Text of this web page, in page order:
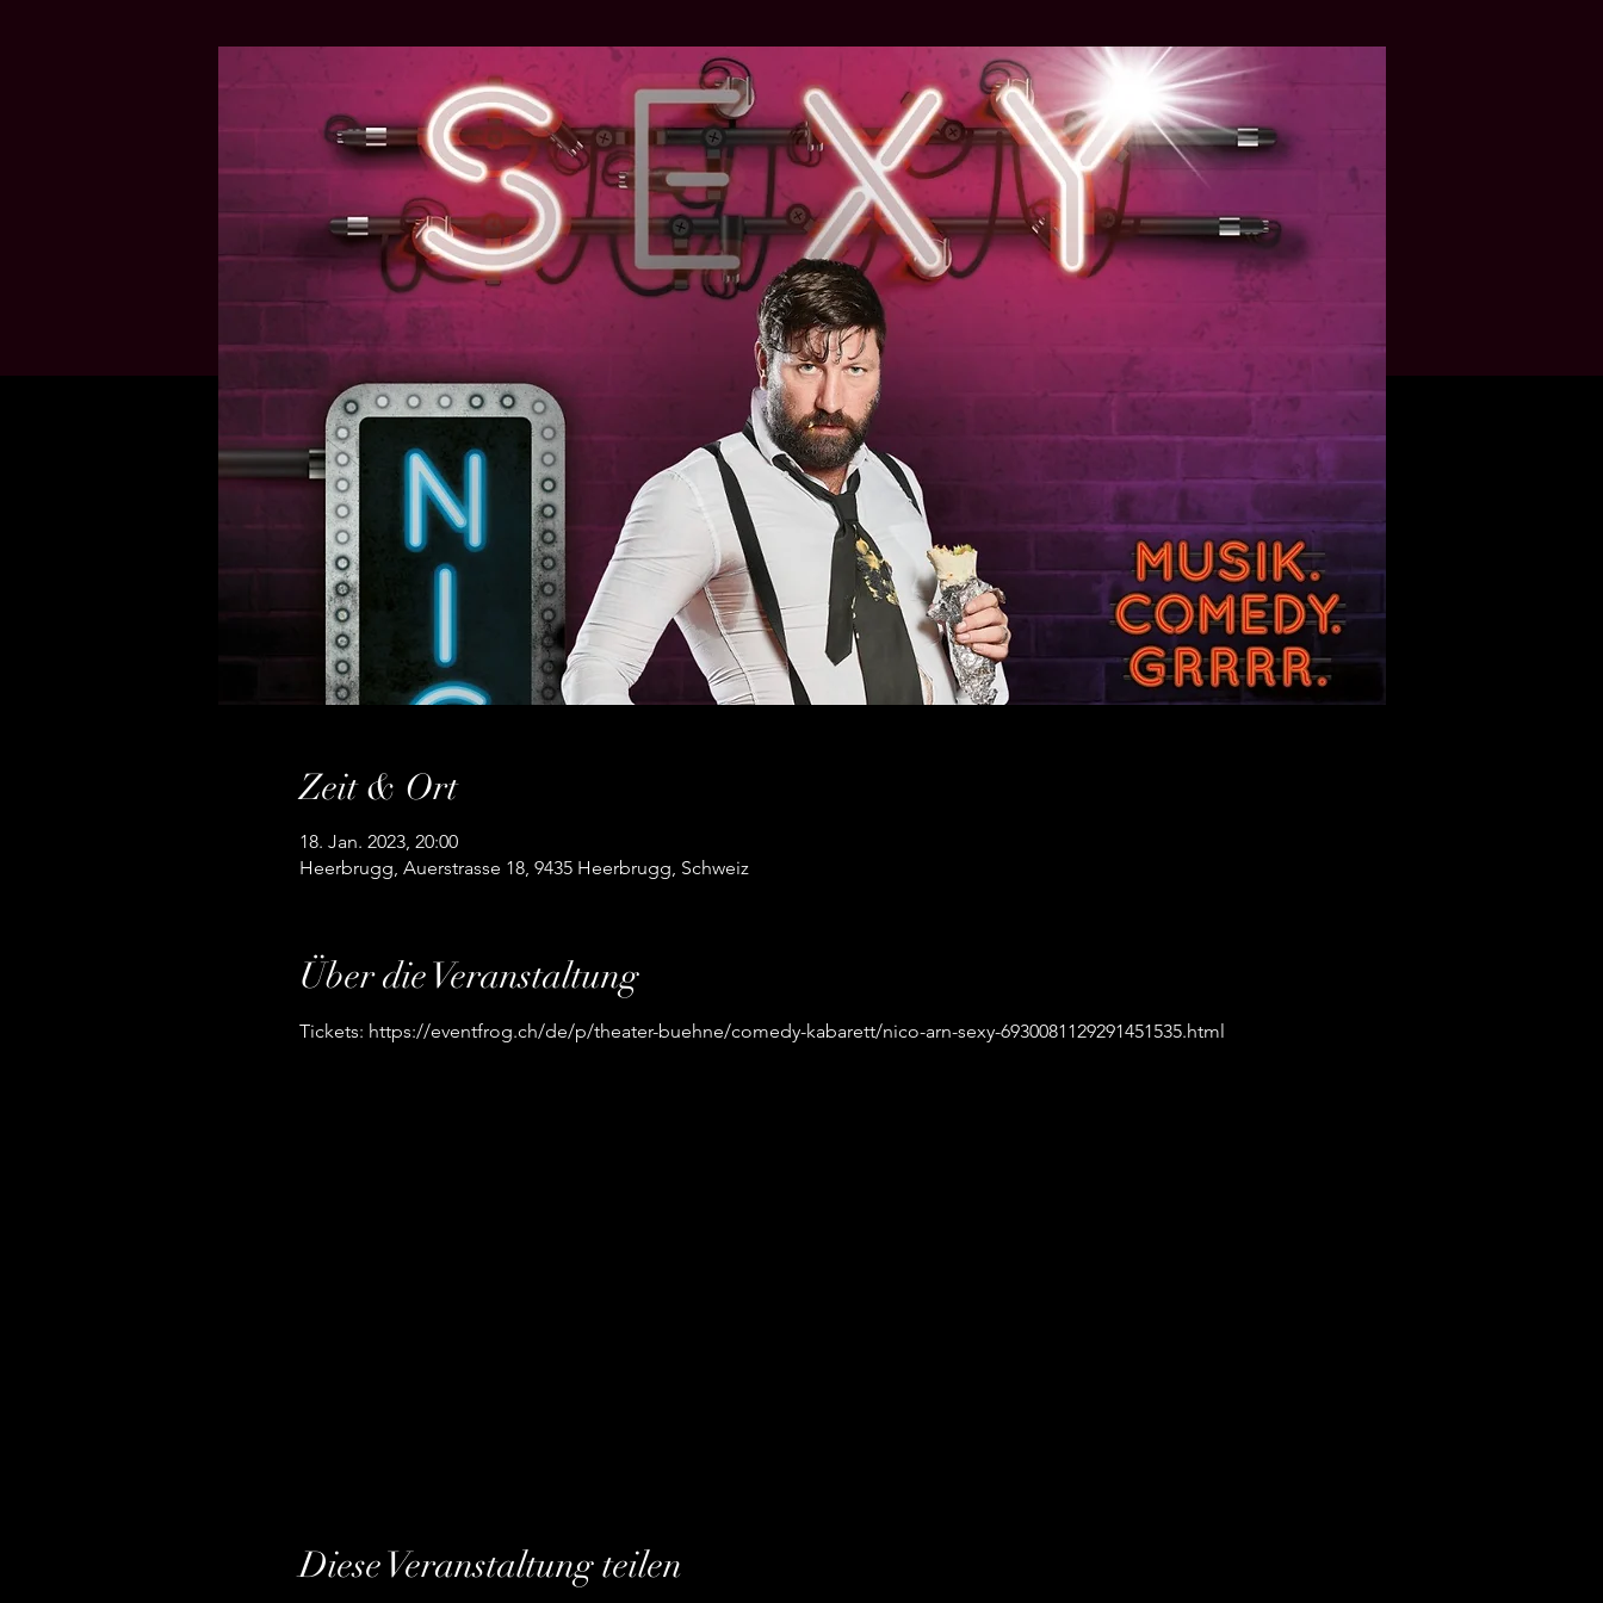
Zeit & Ort
18. Jan. 2023, 20:00
Heerbrugg, Auerstrasse 18, 9435 Heerbrugg, Schweiz
Über die Veranstaltung
Tickets: https://eventfrog.ch/de/p/theater-buehne/comedy-kabarett/nico-arn-sexy-6930081129291451535.html
Diese Veranstaltung teilen